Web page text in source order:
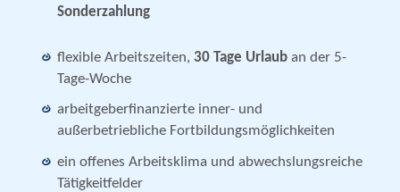
Sonderzahlung
flexible Arbeitszeiten, 30 Tage Urlaub an der 5-
Tage-Woche
arbeitgeberfinanzierte inner- und
außerbetriebliche Fortbildungsmöglichkeiten
ein offenes Arbeitsklima und abwechslungsreiche
Tätigkeitfelder